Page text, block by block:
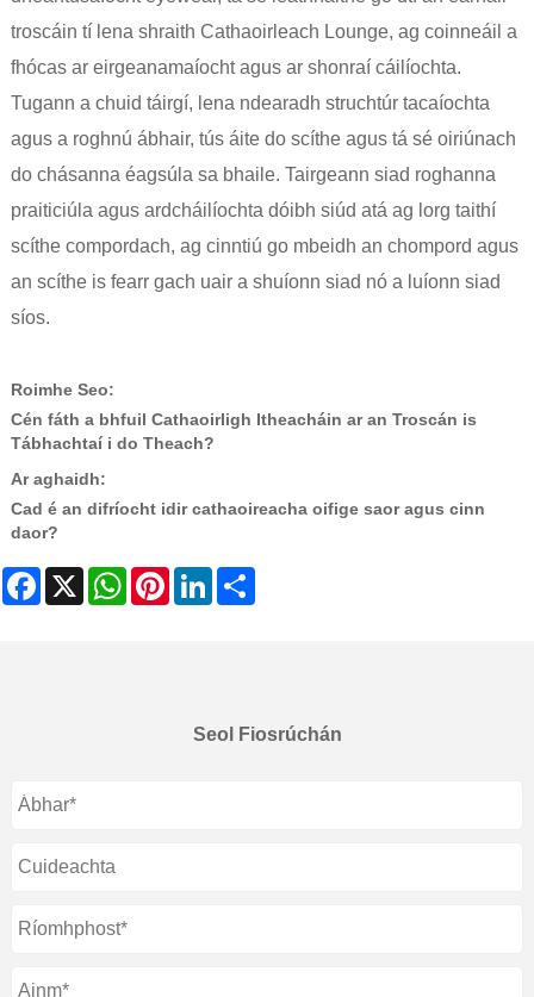
troscáin tí lena shraith Cathaoirleach Lounge, ag coinneáil a
fhócas ar eirgeanamaíocht agus ar shonraí cáilíochta.
Tugann a chuid táirgí, lena ndearadh struchtúr tacaíochta
agus a roghnú ábhair, tús áite do scíthe agus tá sé oiriúnach
do chásanna éagsúla sa bhaile. Tairgeann siad roghanna
praiticiúla agus ardcháilíochta dóibh siúd atá ag lorg taithí
scíthe compordach, ag cinntiú go mbeidh an chompord agus
an scíthe is fearr gach uair a shuíonn siad nó a luíonn siad
síos.
Roimhe Seo:
Cén fáth a bhfuil Cathaoirligh Itheacháin ar an Troscán is
Tábhachtaí i do Theach?
Ar aghaidh:
Cad é an difríocht idir cathaoireacha oifige saor agus cinn
daor?
Facebook
X WhatsAppPinterestLinkedIn
Seol Fiosrúchán